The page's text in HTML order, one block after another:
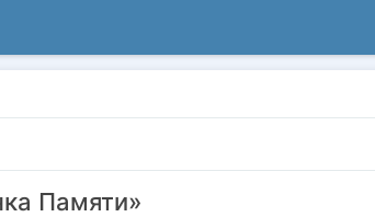
Памяти»